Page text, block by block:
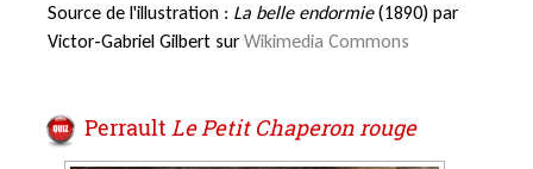
Source de l'illustration : La belle endormie(1890) par
Victor-Gabriel Gilbert sur Wikimedia Commons
Perrault Le Petit Chaperon rouge